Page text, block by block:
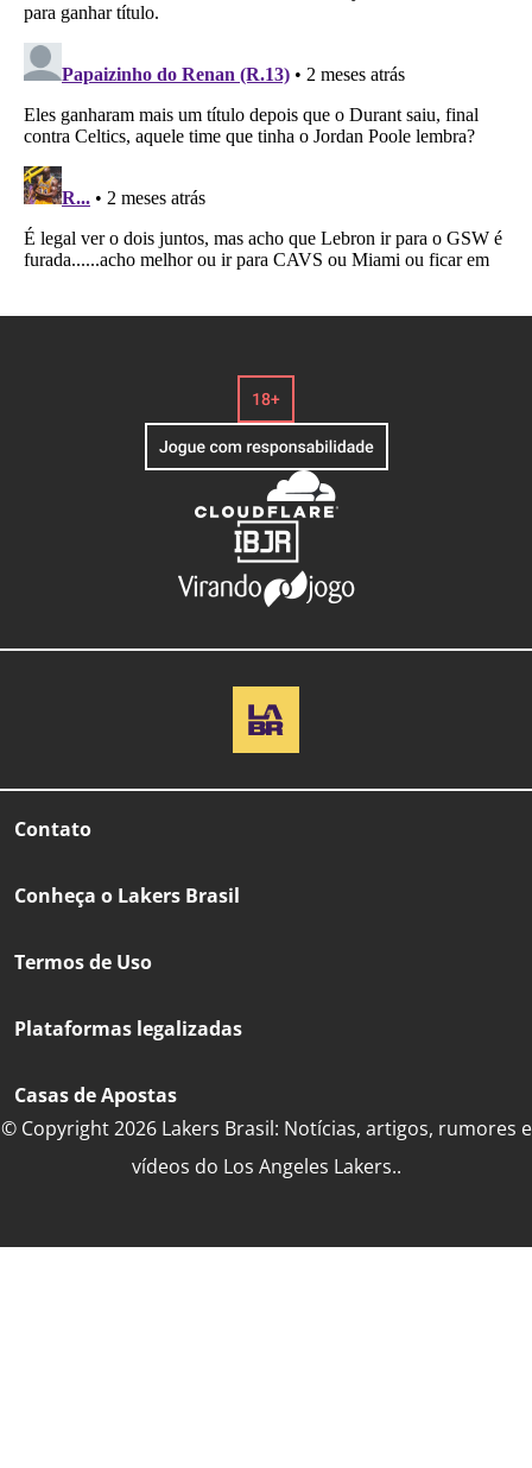
Contato
Conheça o Lakers Brasil
Termos de Uso
Plataformas legalizadas
Casas de Apostas
© Copyright 2026 Lakers Brasil: Notícias, artigos, rumores e
vídeos do Los Angeles Lakers..